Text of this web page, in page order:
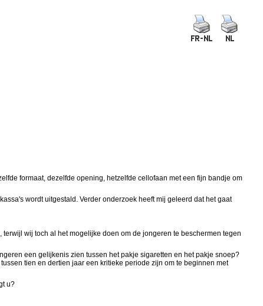
formaat, dezelfde opening, hetzelfde cellofaan met een fijn bandje om
wordt uitgestald. Verder onderzoek heeft mij geleerd dat het gaat
wij toch al het mogelijke doen om de jongeren te beschermen tegen
een gelijkenis zien tussen het pakje sigaretten en het pakje snoep?
tien en dertien jaar een kritieke periode zijn om te beginnen met
u?